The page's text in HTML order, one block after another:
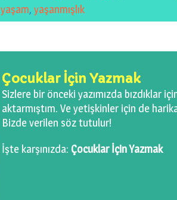
yaşam, yaşanmışlık
Çocuklar İçin Yazmak
Sizlere bir önceki yazımızda bızdıklar
aktarmıştım. Ve yetişkinler için de
Bizde verilen söz tutulur!
İşte karşınızda: Çocuklar İçin Yazmak